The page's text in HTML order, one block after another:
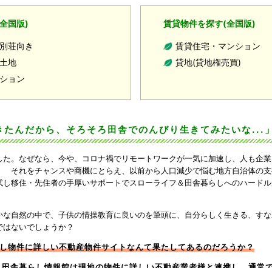
国版)
荘向き
地
ョン
賃貸物件を探す(全国版)
賃貸住宅・マンション
貸地(貸地権売買)
たんだから、そろそろ田舎でのんびり生きてみたいな...
。なぜなら、今や、コロナ禍でリモートワークが一気に加速し、人も企
それをチャンスや商機にとらえ、以前から人口減少で悩む地方自治体の
移住・先住者の手厚いサポートでスローライフ＆田舎暮らしへのハード
自然の中で、子供の情操教育に良いのを筆頭に、自分らしく生きる、す
はないでしょうか？
物件に詳しい不動産物件サイトなんて果たしてあるのだろうか？